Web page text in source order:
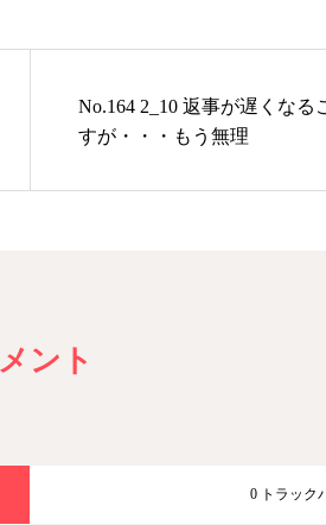
No.164 2_10 返事が遅くなる
すが・・・もう無理
ント
0 トラック